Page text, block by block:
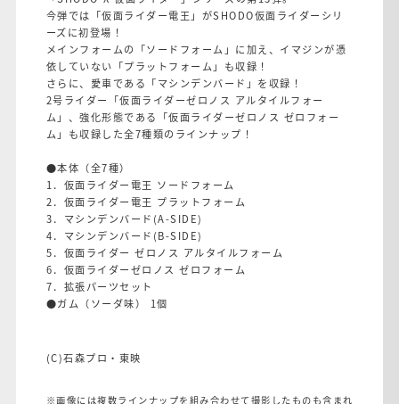
今弾では「仮面ライダー電王」がSHODO仮面ライダーシリ
ーズに初登場！
メインフォームの「ソードフォーム」に加え、イマジンが憑
依していない「プラットフォーム」も収録！
さらに、愛車である「マシンデンバード」を収録！
2号ライダー「仮面ライダーゼロノス アルタイルフォー
ム」、強化形態である「仮面ライダーゼロノス ゼロフォー
ム」も収録した全7種類のラインナップ！
●本体（全7種）
1．仮面ライダー電王 ソードフォーム
2．仮面ライダー電王 プラットフォーム
3．マシンデンバード(A-SIDE)
4．マシンデンバード(B-SIDE)
5．仮面ライダー ゼロノス アルタイルフォーム
6．仮面ライダーゼロノス ゼロフォーム
7．拡張パーツセット
●ガム（ソーダ味） 1個
(C)石森プロ・東映
※画像には複数ラインナップを組み合わせて撮影したものも含まれ